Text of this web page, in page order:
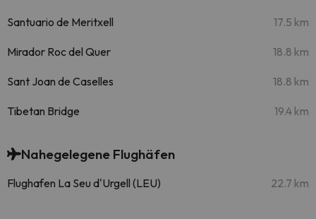
Santuario de Meritxell 17.5 km
Mirador Roc del Quer 18.8 km
Sant Joan de Caselles 18.8 km
Tibetan Bridge 19.4 km
Nahegelegene Flughäfen
Flughafen La Seu d'Urgell (LEU) 22.7 km